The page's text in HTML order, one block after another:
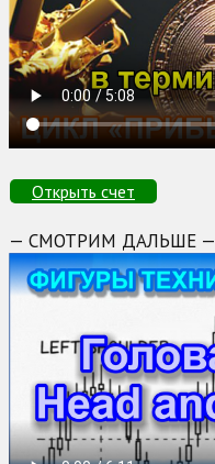
Открыть счет
— СМОТРИМ ДАЛЬШЕ —